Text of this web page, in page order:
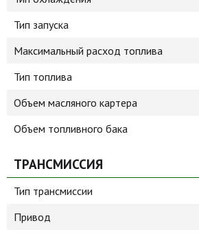
Тип запуска
Максимальный расход топлива
Тип топлива
Объем масляного картера
Объем топливного бака
ТРАНСМИССИЯ
Тип трансмиссии
Привод